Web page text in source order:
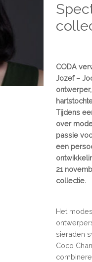
CODA
Jozef –
Tijdens
over
passie
een
21
collectie.
Het
sieraden
Coco